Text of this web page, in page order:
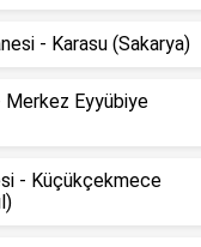
- Karasu (Sakarya)
Eyyübiye
- Küçükçekmece